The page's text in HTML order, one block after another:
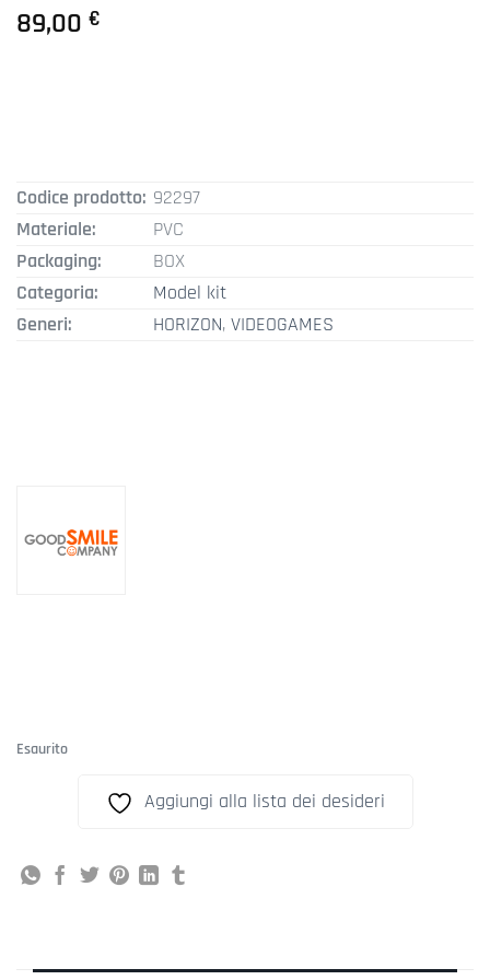
89,00 €
Codice prodotto: 92297
Materiale:
PVC
Packaging:
BOX
Categoria:
Model kit
Generi:
HORIZON,VIDEOGAMES
Esaurito
Aggiungi alla lista dei desideri